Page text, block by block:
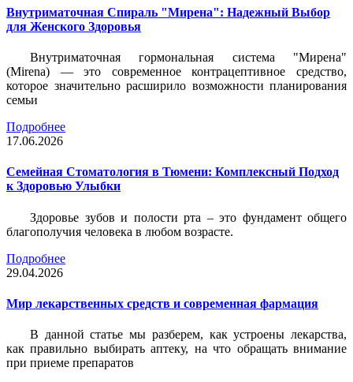
Внутриматочная Спираль "Мирена": Надежный Выбор
для Женского Здоровья
Внутриматочная гормональная система "Мирена"
(Mirena) — это современное контрацептивное средство,
которое значительно расширило возможности планирования
семьи
Подробнее
17.06.2026
Семейная Стоматология в Тюмени: Комплексный Подход
к Здоровью Улыбки
Здоровье зубов и полости рта – это фундамент общего
благополучия человека в любом возрасте.
Подробнее
29.04.2026
Мир лекарственных средств и современная фармация
В данной статье мы разберем, как устроены лекарства,
как правильно выбирать аптеку, на что обращать внимание
при приеме препаратов